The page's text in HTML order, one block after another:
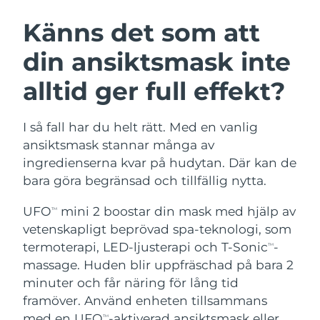
Känns det som att
din ansiktsmask inte
alltid ger full effekt?
I så fall har du helt rätt. Med en vanlig
ansiktsmask stannar många av
ingredienserna kvar på hudytan. Där kan de
bara göra begränsad och tillfällig nytta.
UFOTM
mini 2 boostar din mask med hjälp av
vetenskapligt beprövad spa-teknologi, som
termoterapi, LED-ljusterapi och T-SonicTM-
massage. Huden blir uppfräschad på bara 2
minuter och får näring för lång tid
framöver. Använd enheten tillsammans
TM
Ansiktsrengöring
Anti-aging massage
LUNA™ 4 Plus
LUNA™ 4 Men
For men, anti-aging massage
Ansiktslyft
Microcurrent toning
BEAR™ 2 go
BEAR™ 2 eyes & lips
Microcurrent line smoothing device
Återfuktning
Deep facial hydration
UFO™ 3 LED
Near-infrared and red light therapy
device
Munvård
Hybrid silicone sonic toothbrush
issa™ 4 plus
Smart hybrid silicone sonic toothbrush
FAQ™ ANTI-AGING-BEHANDLING
Anti-aging LED-behandlingar
NEW
Österrike Förväntad leverans
Bahrain Förväntad leverans8/10/26
Belgien Förväntad leverans8/9/26
Bermuda Förväntad leverans
Bosnien och
Hercegovina
Förväntad leverans8/12/26
Brunei Förväntad leverans8/14/26
Bulgarien Förväntad leverans
Kanada Förväntad leverans8/13/26
Chile Förväntad leverans8/13/26